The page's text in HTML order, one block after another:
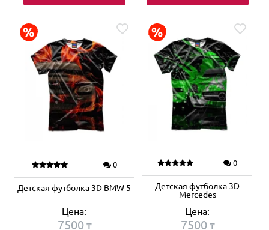
0
Детская футболка 3D BMW 5
Цена:
7500₸
0
Детская футболка 3D
Mercedes
Цена:
7500₸